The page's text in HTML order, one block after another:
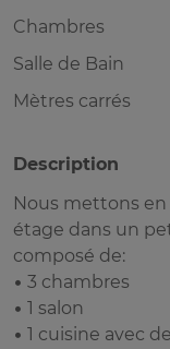
Chambres
Salle de Bain
Mètres carrés
Description
Nous mettons
étage dans un
composé de:
• 3 chambres
• 1 salon
• 1 cuisine avec